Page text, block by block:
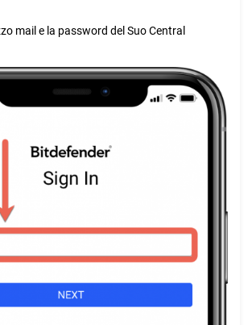
mail e la password del Suo Central